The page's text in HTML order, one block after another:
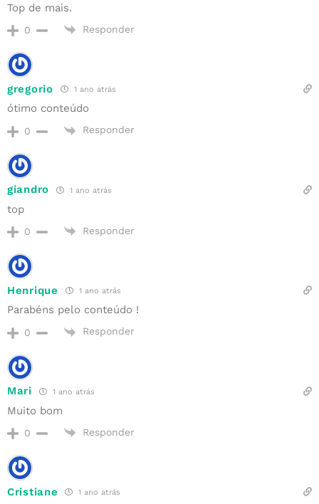
Top de mais.
0 Responder
gregorio 1 ano atrás
ótimo conteúdo
0 Responder
giandro 1 ano atrás
top
0 Responder
Henrique 1 ano atrás
Parabéns pelo conteúdo !
0 Responder
Mari 1 ano atrás
Muito bom
0 Responder
Cristiane 1 ano atrás